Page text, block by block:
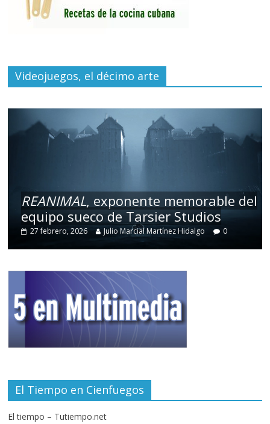
Videojuegos, el décimo arte
REANIMAL, exponente memorable del
equipo sueco de Tarsier Studios
27 febrero, 2026 Julio Marcial Martínez Hidalgo 0
El Tiempo en Cienfuegos
El tiempo – Tutiempo.net